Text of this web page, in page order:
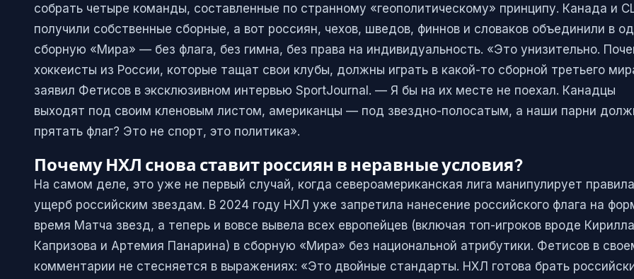
собрать четыре команды, составленные по странному «геополитическому» принципу. Канада и
получили собственные сборные, а вот россиян, чехов, шведов, финнов и словаков объединили в
сборную «Мира» — без флага, без гимна, без права на индивидуальность. «Это унизительно.
хоккеисты из России, которые тащат свои клубы, должны играть в какой-то сборной третьего
заявил Фетисов в эксклюзивном интервью SportJournal. — Я бы на их месте не поехал. Канадцы
выходят под своим кленовым листом, американцы — под звездно-полосатым, а наши парни
прятать флаг? Это не спорт, это политика».
Почему НХЛ снова ставит россиян в неравные условия?
На самом деле, это уже не первый случай, когда североамериканская лига манипулирует
ущерб российским звездам. В 2024 году НХЛ уже запретила нанесение российского флага на
время Матча звезд, а теперь и вовсе вывела всех европейцев (включая топ-игроков вроде Кирилла
Капризова и Артемия Панарина) в сборную «Мира» без национальной атрибутики. Фетисов в
комментарии не стесняется в выражениях: «Это двойные стандарты. НХЛ готова брать